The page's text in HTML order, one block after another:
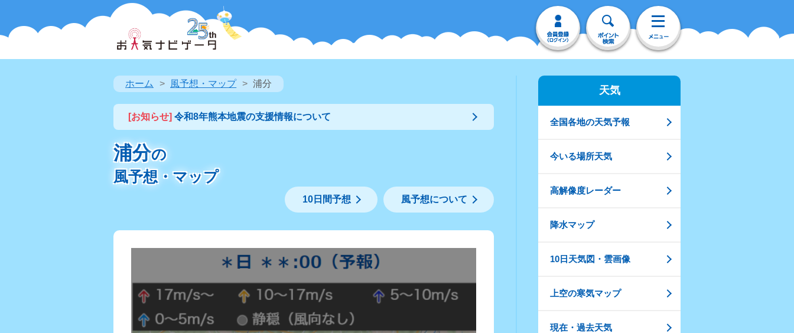
ホーム 風予想・マップ 浦分
[お知らせ] 令和8年熊本地震の支援情報について
浦分の
風予想・マップ
風予想について
10日間予想
天気
全国各地の天気予報
今いる場所天気
高解像度レーダー
降水マップ
10日天気図・雲画像
上空の寒気マップ
現在・過去天気